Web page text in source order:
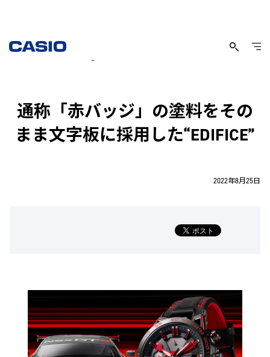
「Honda Racing」とのコラボレーションウオッチ
通称「赤バッジ」の塗料をその
まま文字板に採用した“EDIFICE”
2022年8月25日